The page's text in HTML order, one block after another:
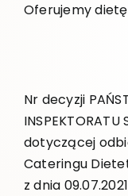
Oferujemy
Nr decyzji
dotyczącej
Cateringu
z dnia